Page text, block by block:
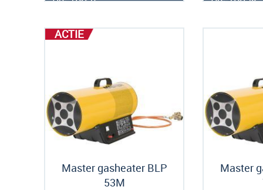
ACTIE
Master gasheater BLP
53M
Master